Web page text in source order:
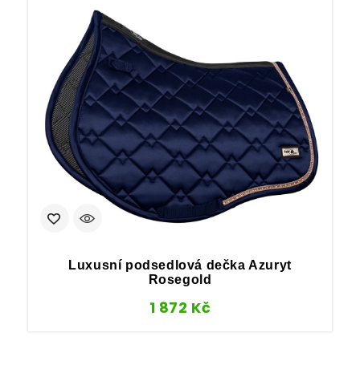
Luxusní podsedlová dečka Azuryt
Rosegold
1 872 Kč